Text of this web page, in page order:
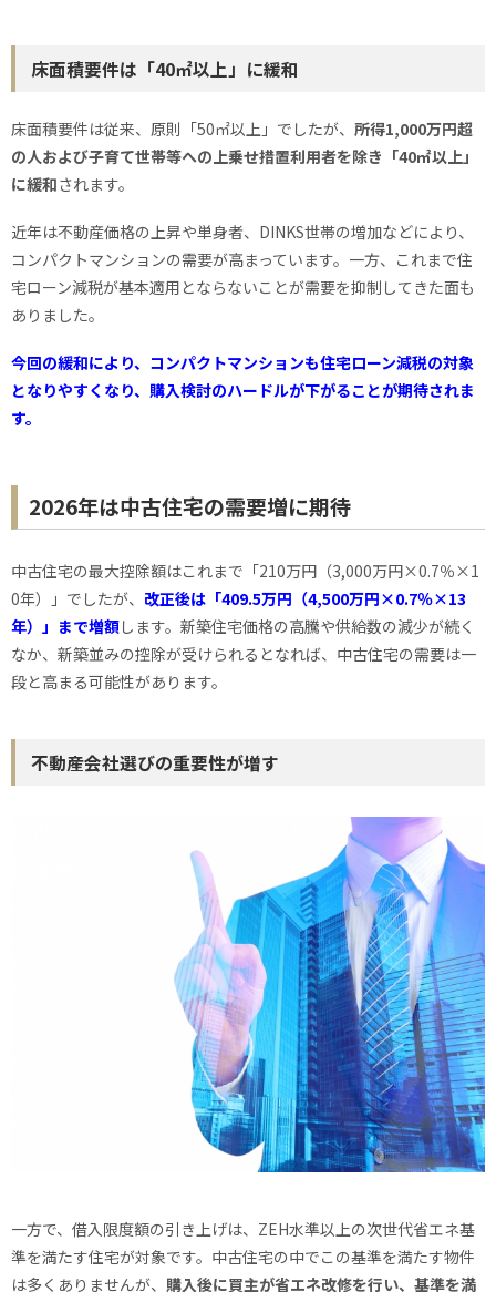
床面積要件は「40㎡以上」に緩和
床面積要件は従来、原則「50㎡以上」でしたが、 所得1,000万円超
の人および子育て世帯等への上乗せ措置利用者を除き「40㎡以上」
に緩和されます。
近年は不動産価格の上昇や単身者、DINKS世帯の増加などにより、
コンパクトマンションの需要が高まっています。一方、これまで住
宅ローン減税が基本適用とならないことが需要を抑制してきた面も
ありました。
今回の緩和により、コンパクトマンションも住宅ローン減税の対象
となりやすくなり、購入検討のハードルが下がることが期待されま
す。
2026年は中古住宅の需要増に期待
中古住宅の最大控除額はこれまで「210万円（3,000万円×0.7％×1
0年）」でしたが、 改正後は「409.5万円（4,500万円×0.7％×13
年）」まで増額します。新築住宅価格の高騰や供給数の減少が続く
なか、新築並みの控除が受けられるとなれば、中古住宅の需要は一
段と高まる可能性があります。
不動産会社選びの重要性が増す
一方で、借入限度額の引き上げは、ZEH水準以上の次世代省エネ基
準を満たす住宅が対象です。中古住宅の中でこの基準を満たす物件
は多くありませんが、 購入後に買主が省エネ改修を行い、基準を満